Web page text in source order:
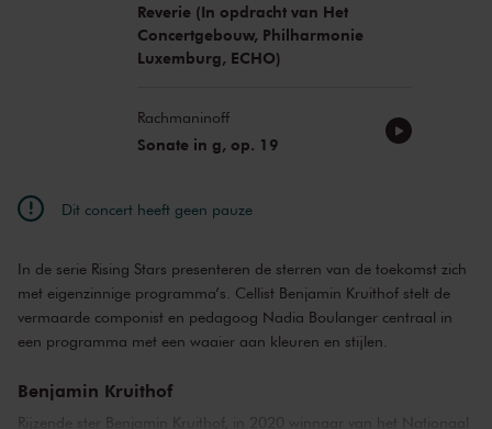
Reverie (In opdracht van Het
Concertgebouw, Philharmonie
Luxemburg, ECHO)
Rachmaninoff
Sonate in g, op. 19
Dit concert heeft geen pauze
In de serie Rising Stars presenteren de sterren van de toekomst zich
met eigenzinnige programma’s. Cellist Benjamin Kruithof stelt de
vermaarde componist en pedagoog Nadia Boulanger centraal in
een programma met een waaier aan kleuren en stijlen.
Benjamin Kruithof
Rijzende ster Benjamin Kruithof, in 2020 winnaar van het Nationaal